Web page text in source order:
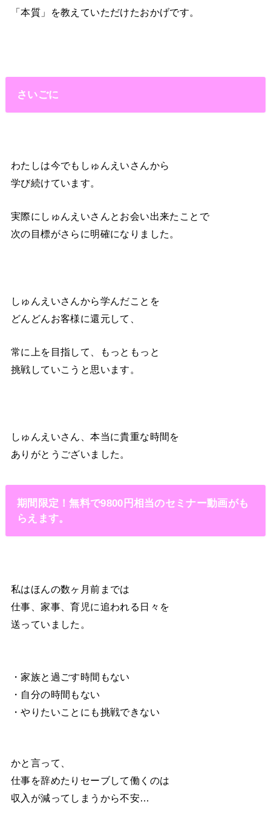
「本質」を教えていただけたおかげです。
さいごに
わたしは今でもしゅんえいさんから
学び続けています。
実際にしゅんえいさんとお会い出来たことで
次の目標がさらに明確になりました。
しゅんえいさんから学んだことを
どんどんお客様に還元して、
常に上を目指して、もっともっと
挑戦していこうと思います。
しゅんえいさん、本当に貴重な時間を
ありがとうございました。
期間限定！無料で9800円相当のセミナー動画がも
らえます。
私はほんの数ヶ月前までは
仕事、家事、育児に追われる日々を
送っていました。
・家族と過ごす時間もない
・自分の時間もない
・やりたいことにも挑戦できない
かと言って、
仕事を辞めたりセーブして働くのは
収入が減ってしまうから不安…